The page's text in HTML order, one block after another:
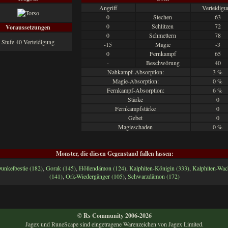
Voraussetzungen
Stufe 40 Verteidigung
Angriff
0
Stechen
63
0
Schlitzen
72
0
Schmettern
78
-15
Magie
-3
0
Fernkampf
65
-
Beschwörung
40
Nahkampf-Absorption:
3 %
Magie-Absorption:
0 %
Fernkampf-Absorption:
6 %
Stärke
0
Fernkampfstärke
0
Gebet
0
Magieschaden
0 %
Monster, die diesen Gegenstand fallen lassen:
(182), Gorak (145), Höllendämon (124), Kalphiten-Königin (333), Kalphiten-
(141) Ork-Wiedergänger (105) Schwarzdämon (172)
© Rs Community 2006-2026
Jagex und RuneScape sind eingetragene Warenzeichen von Jagex Limited.